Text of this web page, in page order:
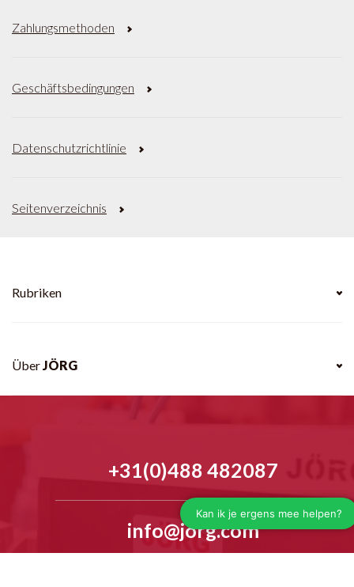
Zahlungsmethoden
Geschäftsbedingungen
Datenschutzrichtlinie
Seitenverzeichnis
Rubriken
ÜberJÖRG
+31(0)488 482087
info@jorg.com